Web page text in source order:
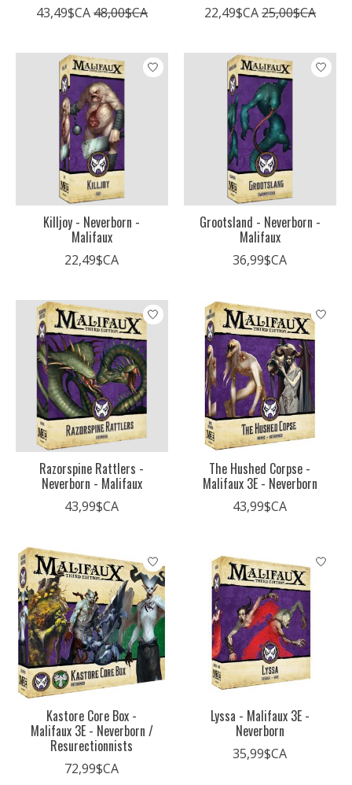
43,49$CA48,00$CA 22,49$CA25,00$CA
Killjoy - Neverborn -
Malifaux
22,49$CA
Grootsland - Neverborn -
Malifaux
36,99$CA
Razorspine Rattlers -
Neverborn - Malifaux
43,99$CA
The Hushed Corpse -
Malifaux 3E - Neverborn
43,99$CA
Kastore Core Box -
Malifaux 3E - Neverborn /
Resurectionnists
72,99$CA
Lyssa - Malifaux 3E -
Neverborn
35,99$CA